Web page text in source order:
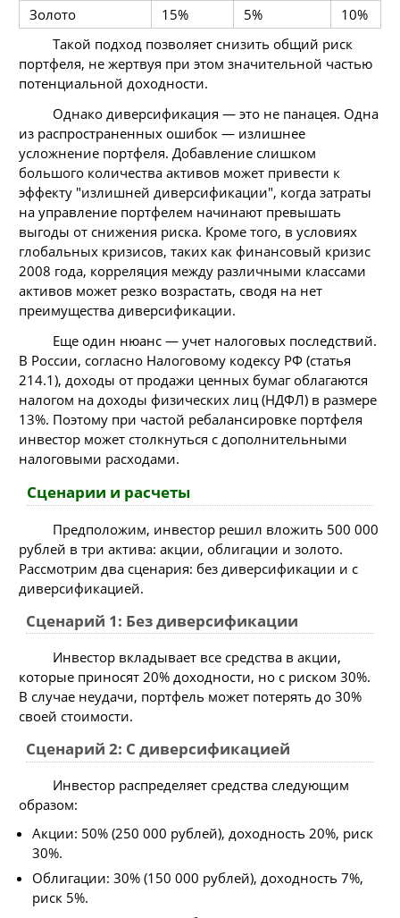
Золото
15% 5%
10%
Такой подход позволяет снизить общий риск
портфеля, не жертвуя при этом значительной частью
потенциальной доходности.
Однако диверсификация — это не панацея. Одна
из распространенных ошибок — излишнее
усложнение портфеля. Добавление слишком
большого количества активов может привести к
эффекту "излишней диверсификации", когда затраты
на управление портфелем начинают превышать
выгоды от снижения риска. Кроме того, в условиях
глобальных кризисов, таких как финансовый кризис
2008 года, корреляция между различными классами
активов может резко возрастать, сводя на нет
преимущества диверсификации.
Еще один нюанс — учет налоговых последствий.
В России, согласно Налоговому кодексу РФ (статья
214.1), доходы от продажи ценных бумаг облагаются
налогом на доходы физических лиц (НДФЛ) в размере
13%. Поэтому при частой ребалансировке портфеля
инвестор может столкнуться с дополнительными
налоговыми расходами.
Сценарии и расчеты
Предположим, инвестор решил вложить 500 000
рублей в три актива: акции, облигации и золото.
Рассмотрим два сценария: без диверсификации и с
диверсификацией.
Сценарий 1: Без диверсификации
Инвестор вкладывает все средства в акции,
которые приносят 20% доходности, но с риском 30%.
В случае неудачи, портфель может потерять до 30%
своей стоимости.
Сценарий 2: С диверсификацией
Инвестор распределяет средства следующим
образом:
Акции: 50% (250 000 рублей), доходность 20%, риск
30%.
Облигации: 30% (150 000 рублей), доходность 7%,
риск 5%.